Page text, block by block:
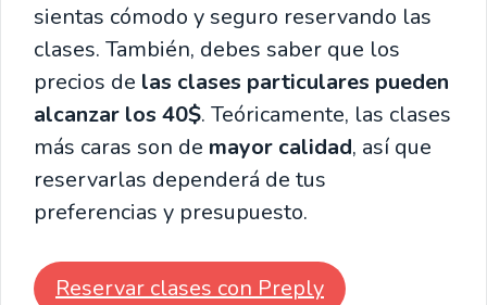
sientas cómodo y seguro reservando las
clases. También, debes saber que los
precios de las clases particulares pueden
alcanzar los 40$. Teóricamente, las clases
más caras son de mayor calidad, así que
reservarlas dependerá de tus
preferencias y presupuesto.
Reservar clases con Preply